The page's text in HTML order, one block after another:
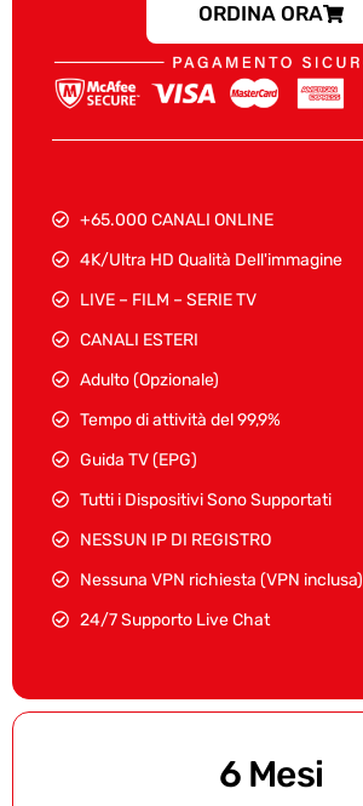
ORDINA ORA
+65.000 CANALI ONLINE
4K/Ultra HD Qualità Dell'immagine
LIVE – FILM – SERIE TV
CANALI ESTERI
Adulto (Opzionale)
Tempo di attività del 99,9%
Guida TV (EPG)
Tutti i Dispositivi Sono Supportati
NESSUN IP DI REGISTRO
Nessuna VPN richiesta (VPN inclusa)
24/7 Supporto Live Chat
6 Mesi